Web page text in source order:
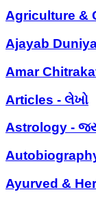
Agriculture &
Ajayab
Amar
Articles - લેખો
Astrology -
Ayurved &